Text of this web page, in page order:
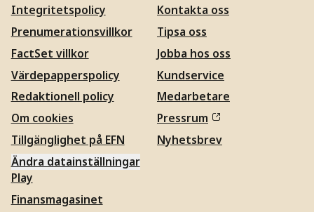
Integritetspolicy
Prenumerationsvillkor
FactSet villkor
Värdepapperspolicy
Redaktionell policy
Om cookies
Tillgänglighet på EFN
Ändra datainställningar
Kontakta oss
Tipsa oss
Jobba hos oss
Kundservice
Medarbetare
Pressrum
Nyhetsbrev
Play
Finansmagasinet